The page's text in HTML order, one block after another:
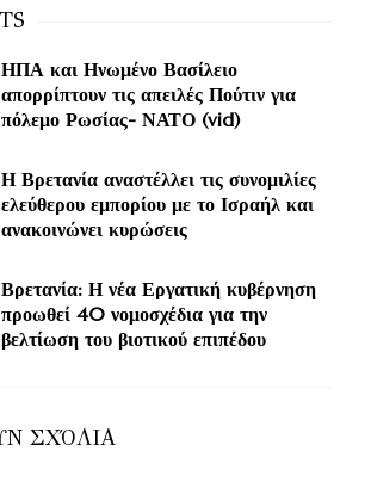
ΗΠΑ και Ηνωμένο Βασίλειο
απορρίπτουν τις απειλές Πούτιν για
πόλεμο Ρωσίας- ΝΑΤΟ (vid)
Η Βρετανία αναστέλλει τις συνομιλίες
ελεύθερου εμπορίου με το Ισραήλ και
ανακοινώνει κυρώσεις
Βρετανία: Η νέα Εργατική κυβέρνηση
προωθεί 40 νομοσχέδια για την
βελτίωση του βιοτικού επιπέδου
ΣΧΌΛΙΑ